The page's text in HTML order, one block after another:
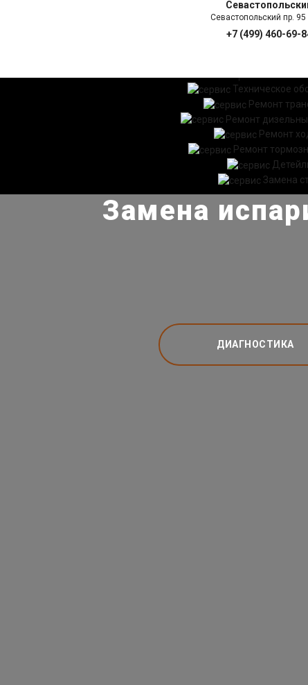
Севастопольский пр. 95
+7 (499) 460-69-
Техническое
Ремонт
Ремонт
Ремонт
Ремонт
Замена
Замена
ДИАГНОСТИКА